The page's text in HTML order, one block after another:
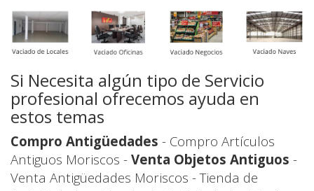
Si Necesita algún tipo de Servicio
profesional ofrecemos ayuda en
estos temas
Compro Antigüedades - Compro Artículos
Antiguos Moriscos - Venta Objetos Antiguos -
Venta Antigüedades Moriscos - Tienda de